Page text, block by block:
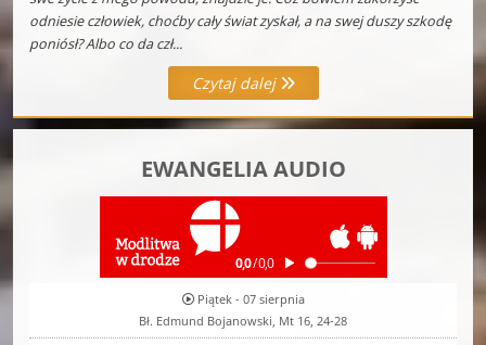
odniesie człowiek, choćby cały świat zyskał, a na swej duszy szkodę
poniósł? Albo co da czł...
Czytaj dalej
EWANGELIA AUDIO
Piątek - 07 sierpnia
Bł. Edmund Bojanowski, Mt 16, 24-28